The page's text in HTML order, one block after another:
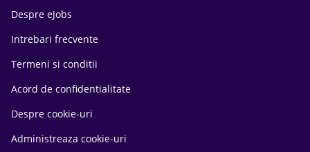
Despre eJobs
Intrebari frecvente
Termeni si conditii
Acord de confidentialitate
Despre cookie-uri
Administreaza cookie-uri